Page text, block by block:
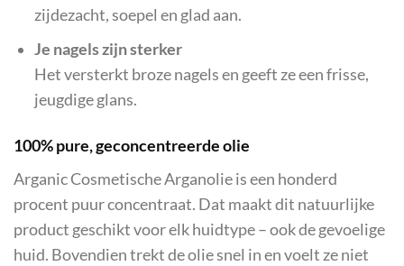
zijdezacht, soepel en glad aan.
Je nagels zijn sterker
Het versterkt broze nagels en geeft ze een frisse,
jeugdige glans.
100% pure, geconcentreerde olie
Arganic Cosmetische Arganolie is een honderd
procent puur concentraat. Dat maakt dit natuurlijke
product geschikt voor elk huidtype – ook de gevoelige
huid. Bovendien trekt de olie snel in en voelt ze niet